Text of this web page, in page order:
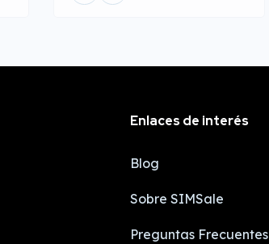
Enlaces de interés
Blog
Sobre SIMSale
Preguntas Frecuentes